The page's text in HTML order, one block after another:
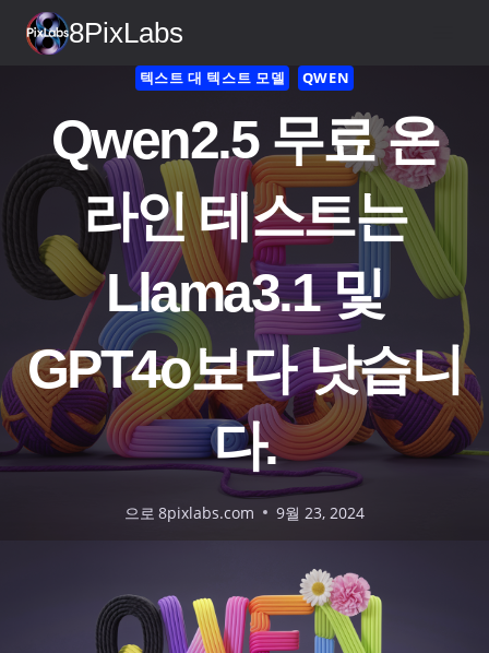
뛰
8PixLabs
텍스트 대 텍스트 모델 QWEN
Qwen2.5 무료 온
라인 테스트는
Llama3.1 및
GPT4o보다 낫습니
다.
으로 8pixlabs.com 9월 23, 2024